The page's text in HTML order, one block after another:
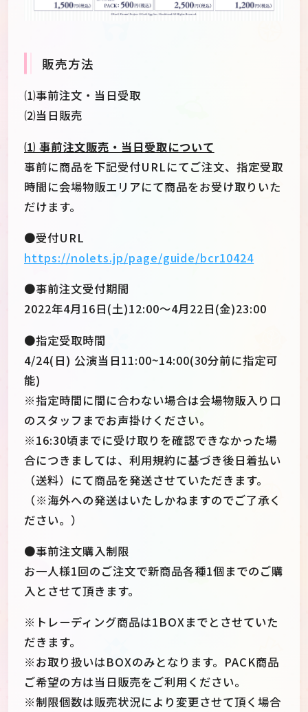
販売方法
⑴事前注文・当日受取
⑵当日販売
⑴ 事前注文販売・当日受取について
事前に商品を下記受付URLにてご注文、指定受取
時間に会場物販エリアにて商品をお受け取りいた
だけます。
●受付URL
https://nolets.jp/page/guide/bcr10424
●事前注文受付期間
2022年4月16日(土)12:00〜4月22日(金)23:00
●指定受取時間
4/24(日) 公演当日11:00~14:00(30分前に指定可
能)
※指定時間に間に合わない場合は会場物販入り口
のスタッフまでお声掛けください。
※16:30頃までに受け取りを確認できなかった場
合につきましては、利用規約に基づき後日着払い
（送料）にて商品を発送させていただきます。
（※海外への発送はいたしかねますのでご了承く
ださい。）
●事前注文購入制限
お一人様1回のご注文で新商品各種1個までのご購
入とさせて頂きます。
※トレーディング商品は1BOXまでとさせていた
だきます。
※お取り扱いはBOXのみとなります。PACK商品
ご希望の方は当日販売をご利用ください。
※制限個数は販売状況により変更させて頂く場合